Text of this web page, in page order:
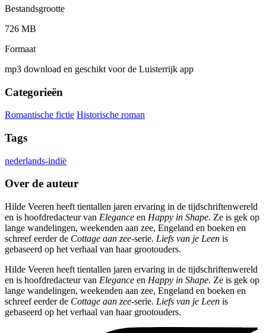
Bestandsgrootte
726 MB
Formaat
mp3 download en geschikt voor de Luisterrijk app
Categorieën
Romantische fictie Historische roman
Tags
nederlands-indië
Over de auteur
Hilde Veeren heeft tientallen jaren ervaring in de tijdschriftenwereld
en is hoofdredacteur van Elegance en Happy in Shape. Ze is gek op
lange wandelingen, weekenden aan zee, Engeland en boeken en
schreef eerder de Cottage aan zee-serie. Liefs van je Leen is
gebaseerd op het verhaal van haar grootouders.
Hilde Veeren heeft tientallen jaren ervaring in de tijdschriftenwereld
en is hoofdredacteur van Elegance en Happy in Shape. Ze is gek op
lange wandelingen, weekenden aan zee, Engeland en boeken en
schreef eerder de Cottage aan zee-serie. Liefs van je Leen is
gebaseerd op het verhaal van haar grootouders.